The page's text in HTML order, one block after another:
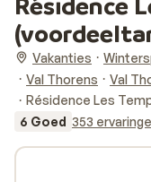
Vakanties
Val Thorens
Val
Résidence Les
6 Goed 353